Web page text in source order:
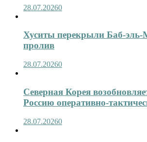
28.07.20260
Хуситы перекрыли Баб-эль-
пролив
28.07.20260
Северная Корея
Россию оперативно-
28.07.20260